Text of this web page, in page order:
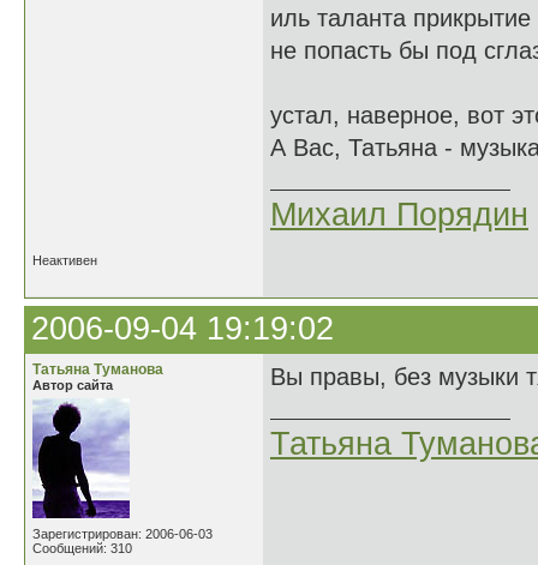
иль таланта прикрытие
не попасть бы под
устал, наверное, вот
А Вас, Татьяна -
Михаил Порядин
Неактивен
2006-09-04 19:19:02
Татьяна Туманова
Автор сайта
Зарегистрирован: 2006-06-03
Сообщений: 310
Вы правы, без музыки
Татьяна